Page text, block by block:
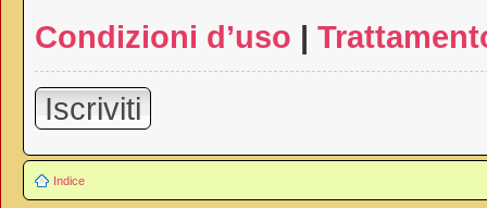
Condizioni d’uso |
Iscriviti
Indice